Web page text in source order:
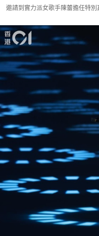
邀請到實力派女歌手陳蕾擔任特別